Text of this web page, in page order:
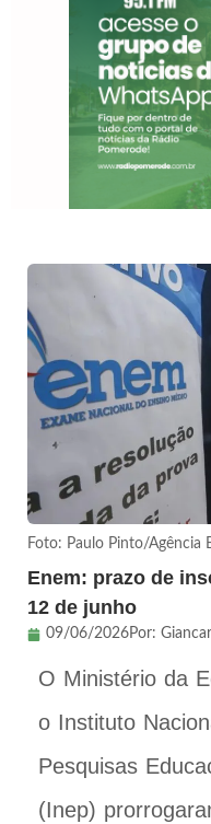
Foto: Paulo Pinto/Agência
Enem: prazo de
12 de junho
09/06/2026Por:
O Ministério da
o Instituto
Pesquisas
(Inep)